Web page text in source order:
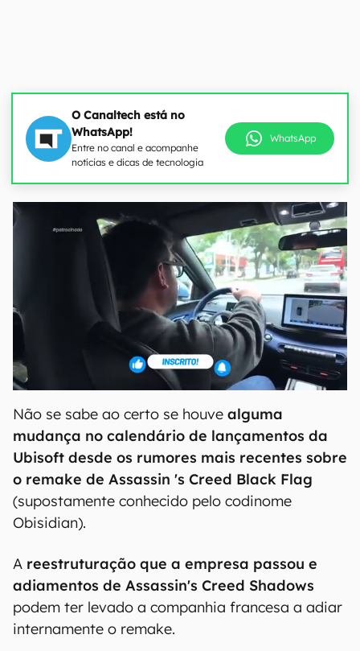
O Canaltech está no
WhatsApp!
Entre no canal e acompanhe
notícias e dicas de tecnologia
WhatsApp
Não se sabe ao certo se houve alguma
mudança no calendário de lançamentos da
Ubisoft desde os rumores mais recentes sobre
o remake de Assassin 's Creed Black Flag
(supostamente conhecido pelo codinome
Obisidian).
A reestruturação que a empresa passou e
adiamentos de Assassin's Creed Shadows
podem ter levado a companhia francesa a adiar
internamente o remake.